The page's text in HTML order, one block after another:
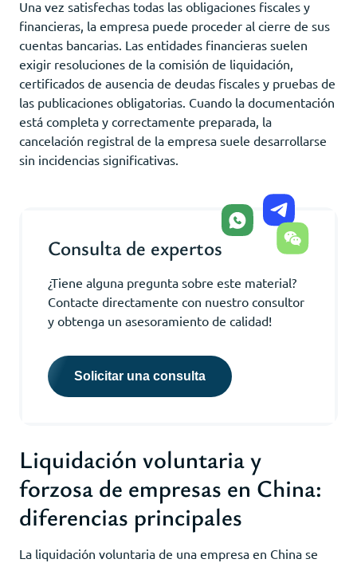
Una vez satisfechas todas las obligaciones fiscales y
financieras, la empresa puede proceder al cierre de sus
cuentas bancarias. Las entidades financieras suelen
exigir resoluciones de la comisión de liquidación,
certificados de ausencia de deudas fiscales y pruebas de
las publicaciones obligatorias. Cuando la documentación
está completa y correctamente preparada, la
cancelación registral de la empresa suele desarrollarse
sin incidencias significativas.
Consulta de expertos
¿Tiene alguna pregunta sobre este material?
Contacte directamente con nuestro consultor
y obtenga un asesoramiento de calidad!
Solicitar una consulta
Liquidación voluntaria y
forzosa de empresas en China:
diferencias principales
La liquidación voluntaria de una empresa en China se